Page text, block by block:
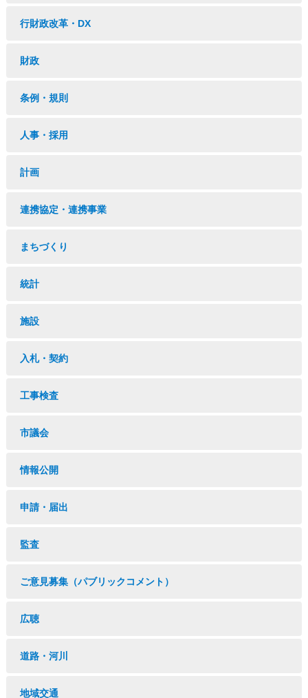
行財政改革・DX
財政
条例・規則
人事・採用
計画
連携協定・連携事業
まちづくり
統計
施設
入札・契約
工事検査
市議会
情報公開
申請・届出
監査
ご意見募集（パブリックコメント）
広聴
道路・河川
地域交通